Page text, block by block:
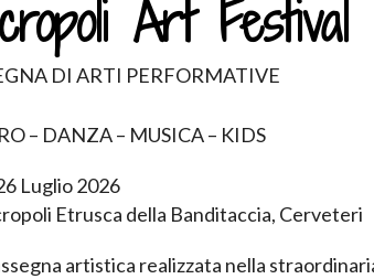
Art Festival
DI ARTI PERFORMATIVE
– DANZA – MUSICA – KIDS
Luglio 2026
Etrusca della Banditaccia, Cerveteri
artistica realizzata nella